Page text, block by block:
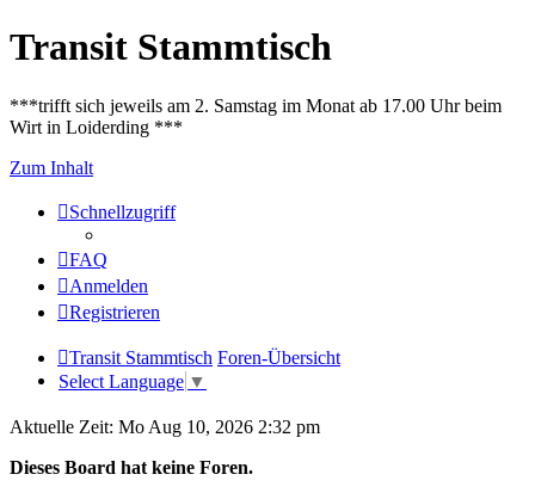
Transit Stammtisch
***trifft sich jeweils am 2. Samstag im Monat ab 17.00 Uhr beim
Wirt in Loiderding ***
Zum Inhalt
Schnellzugriff
FAQ
Anmelden
Registrieren
Transit Stammtisch Foren-Übersicht
Select Language ▼
Aktuelle Zeit: Mo Aug 10, 2026 2:32 pm
Dieses Board hat keine Foren.